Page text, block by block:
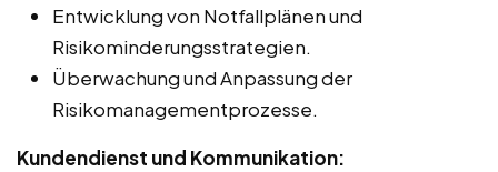
Entwicklung von Notfallplänen und
Risikominderungsstrategien.
Überwachung und Anpassung der
Risikomanagementprozesse.
Kundendienst und Kommunikation: